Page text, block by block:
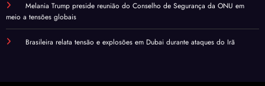
Melania Trump preside reunião do Conselho de Segurança da ONU em
meio a tensões globais
Brasileira relata tensão e explosões em Dubai durante ataques do Irã